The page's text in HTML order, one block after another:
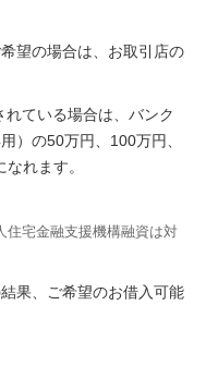
望の場合は、お取引店の
れている場合は、バンク
）の50万円、100万円、
れます。
住宅金融支援機構融資は対
果、ご希望のお借入可能